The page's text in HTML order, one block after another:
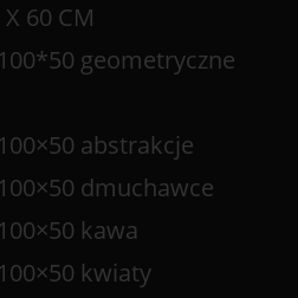
60 CM
geometryczne
abstrakcje
dmuchawce
kawa
kwiaty